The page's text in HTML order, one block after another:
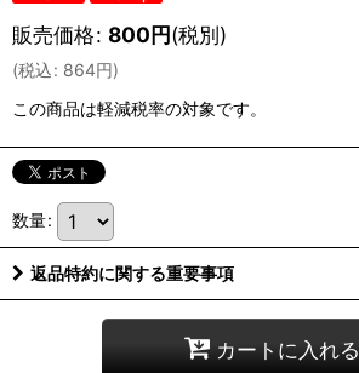
販売価格: 800円(税別)
(税込: 864円)
この商品は軽減税率の対象です。
数量:
返品特約に関する重要事項
カートに入れる